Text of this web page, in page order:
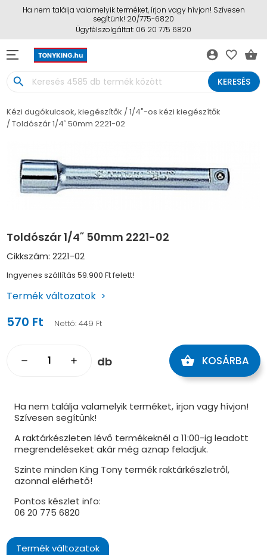
Ha nem találja valamelyik terméket, írjon vagy hívjon! Szívesen
segítünk! 20/775-6820
Ügyfélszolgáltat: 06 20 775 6820
account_circle favorite_border shopping_basket
search KERESÉS
Kézi dugókulcsok, kiegészítők
1/4"-os kézi kiegészítők
Toldószár 1/4˝ 50mm 2221-02
Toldószár 1/4˝ 50mm 2221-02
Cikkszám: 2221-02
Ingyenes szállítás 59.900 Ft felett!
Termék változatok
570 Ft Nettó: 449 Ft
remove add db shopping_basket KOSÁRBA
Ha nem találja valamelyik terméket, írjon vagy hívjon!
Szívesen segítünk!
A raktárkészleten lévő termékeknél a 11:00-ig leadott
megrendeléseket akár még aznap feladjuk.
Szinte minden King Tony termék raktárkészletről,
azonnal elérhető!
Pontos készlet info:
06 20 775 6820
Termék változatok